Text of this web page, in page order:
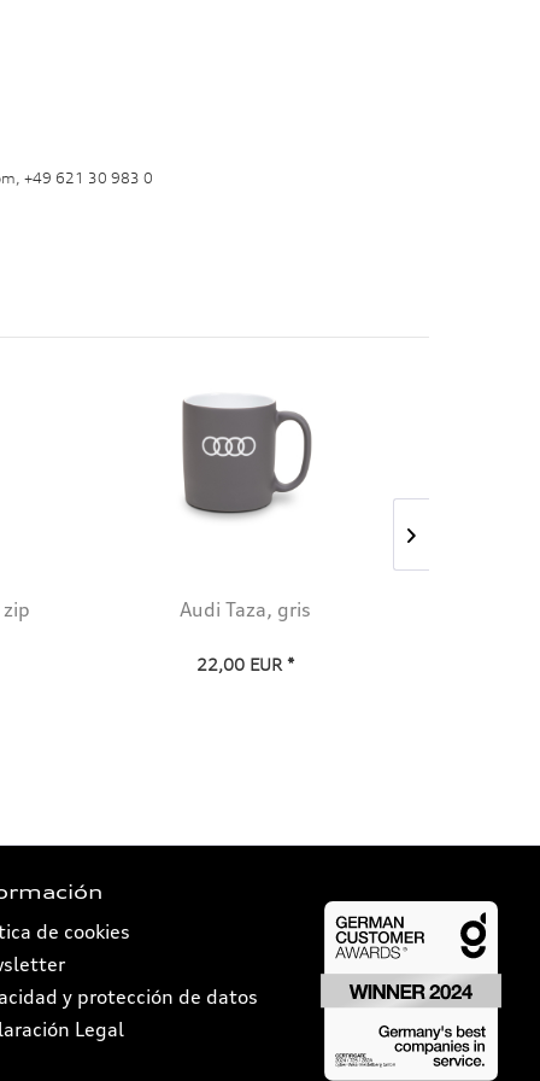
+49 621 30 983 0
Audi Taza, gris
22,00 EUR *
de cookies
y protección de datos
Legal